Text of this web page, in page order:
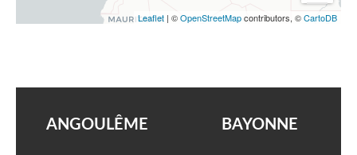
Leaflet | ©OpenStreetMapcontributors, ©CartoDB
ANGOULÊME BAYONNE